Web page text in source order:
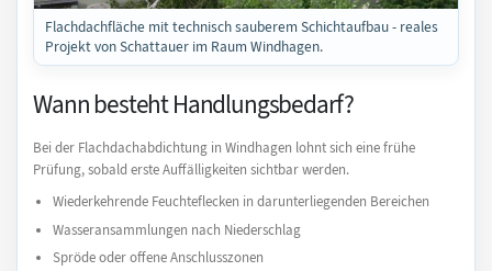
Flachdachfläche mit technisch sauberem Schichtaufbau - reales
Projekt von Schattauer im Raum Windhagen.
Wann besteht Handlungsbedarf?
Bei der Flachdachabdichtung in Windhagen lohnt sich eine frühe
Prüfung, sobald erste Auffälligkeiten sichtbar werden.
Wiederkehrende Feuchteflecken in darunterliegenden Bereichen
Wasseransammlungen nach Niederschlag
Spröde oder offene Anschlusszonen